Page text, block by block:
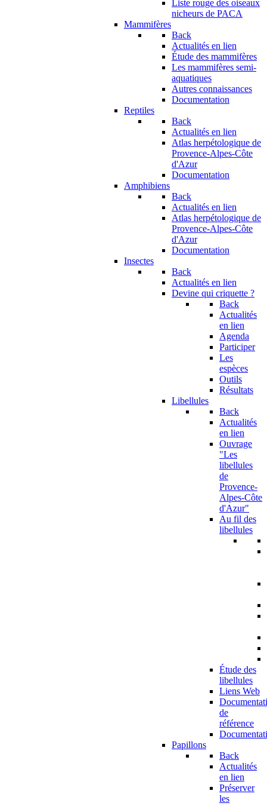
Liste rouge des oiseaux
nicheurs de PACA
Mammifères
Back
Actualités en lien
Étude des mammifères
Les mammifères semi-
aquatiques
Autres connaissances
Documentation
Reptiles
Back
Actualités en lien
Atlas herpétologique de
Provence-Alpes-Côte
d'Azur
Documentation
Amphibiens
Back
Actualités en lien
Atlas herpétologique de
Provence-Alpes-Côte
d'Azur
Documentation
Insectes
Back
Actualités en lien
Devine qui criquette ?
Back
Actualités
en lien
Agenda
Participer
Les
espèces
Outils
Résultats
Libellules
Back
Actualités
en lien
Ouvrage
"Les
libellules
de
Provence-
Alpes-Côte
d'Azur"
Au fil des
libellules
Étude des
libellules
Liens Web
de
référence
Papillons
Back
Actualités
en lien
Préserver
les